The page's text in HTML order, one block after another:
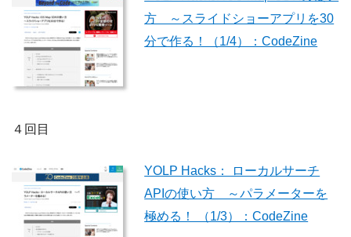
方 ～スライドショーアプリを30
分で作る！（1/4）：CodeZine
４回目
YOLP Hacks： ローカルサーチ
APIの使い方 ～パラメーターを
極める！ （1/3）：CodeZine